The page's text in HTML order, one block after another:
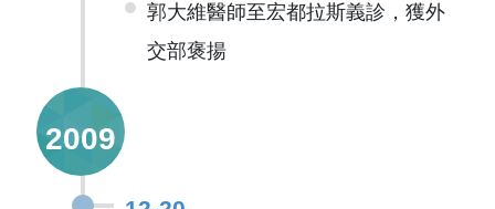
郭大維醫師至宏都拉斯義診，獲外
交部褒揚
2009